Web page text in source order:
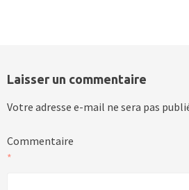
Laisser un commentaire
Votre adresse e-mail ne sera pas
Commentaire
*